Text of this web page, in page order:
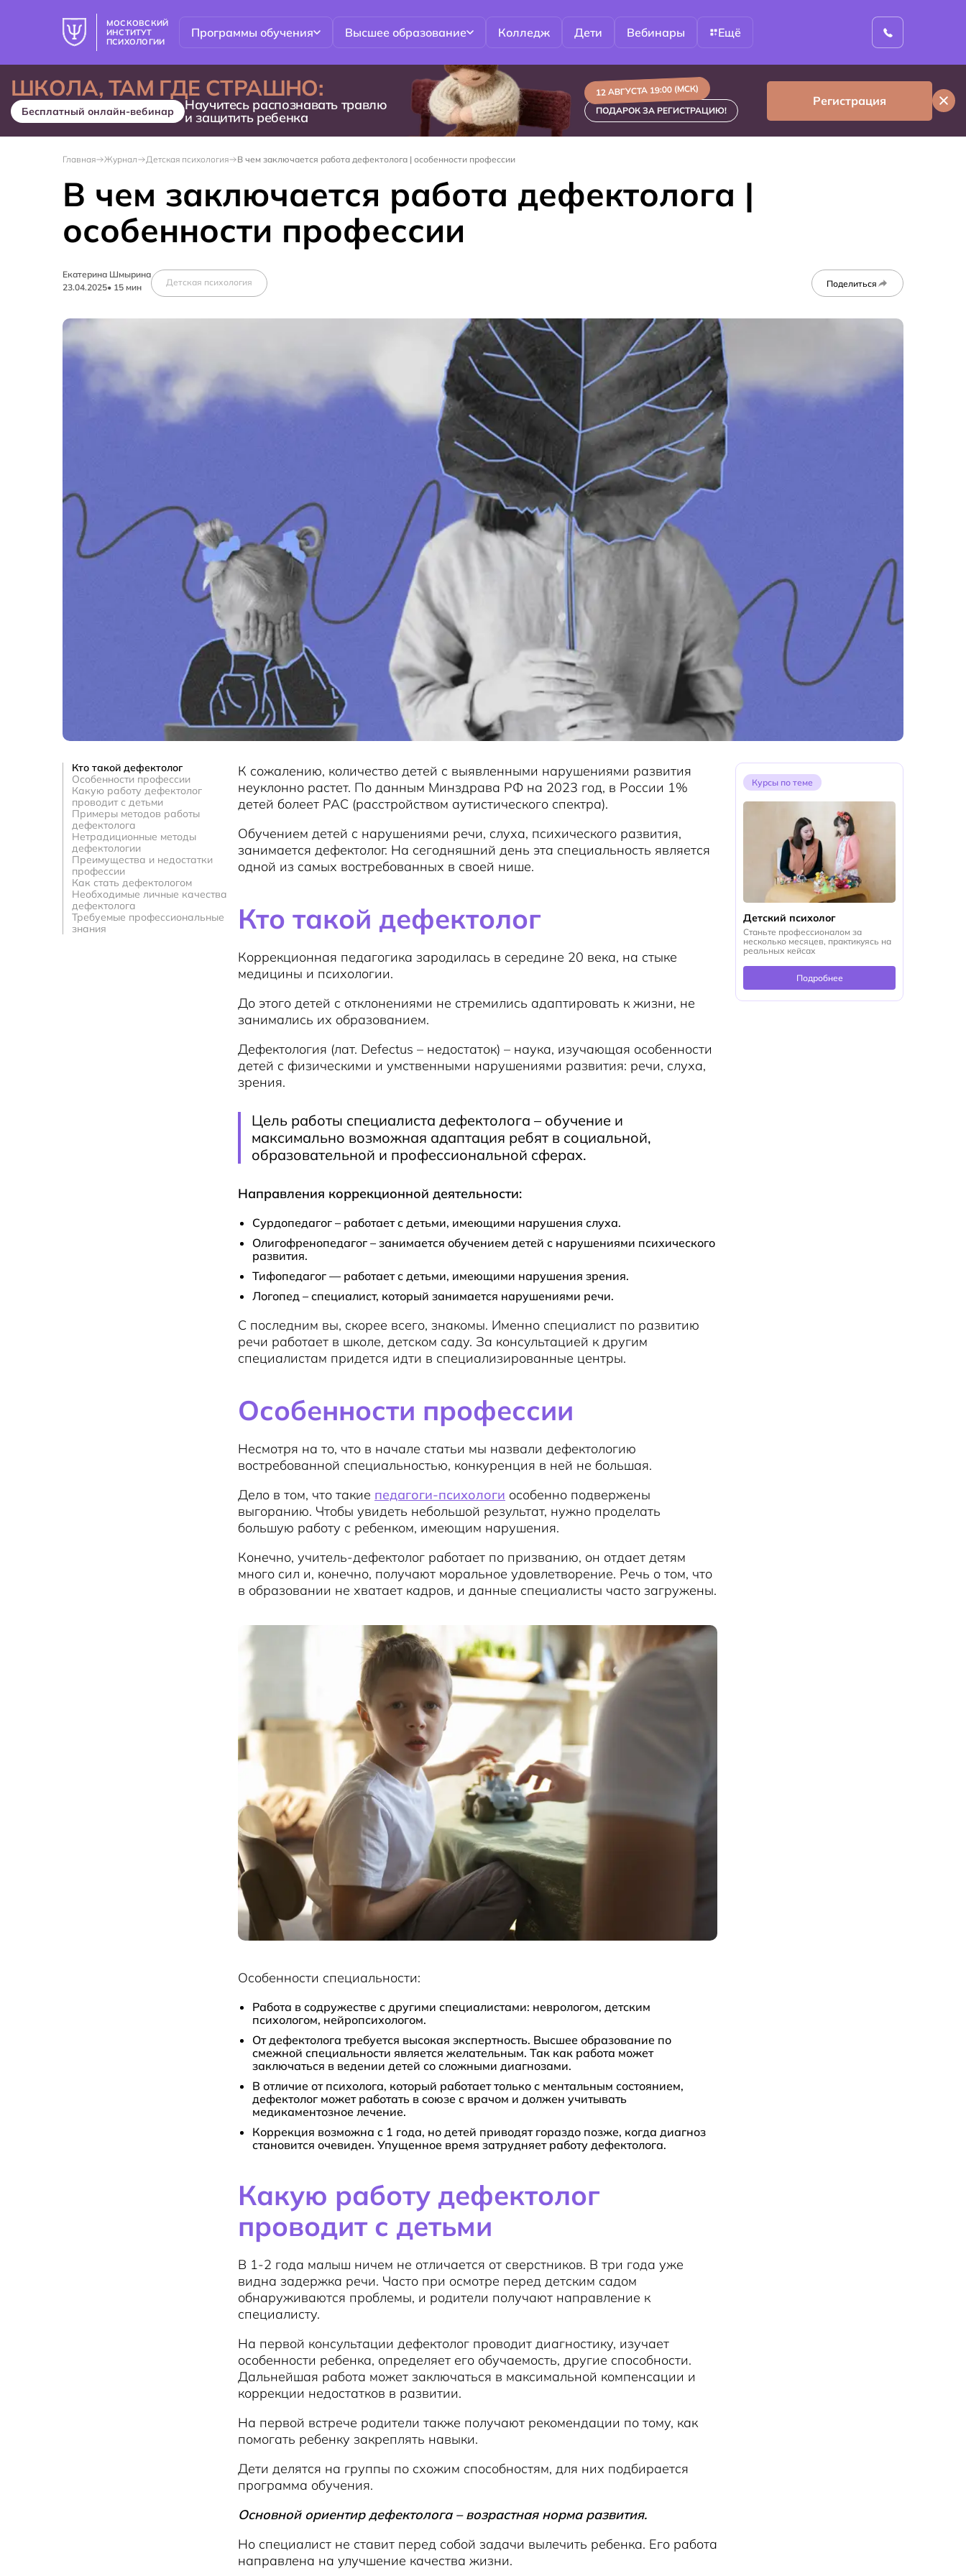
МОСКОВСКИЙ
ИНСТИТУТ
ПСИХОЛОГИИ
Программы обучения Высшее образование Колледж Дети Вебинары Ещё
ШКОЛА, ТАМ ГДЕ СТРАШНО:
Бесплатный онлайн-вебинар Научитесь распознавать травлю
и защитить ребенка
12 АВГУСТА 19:00 (МСК)
ПОДАРОК ЗА РЕГИСТРАЦИЮ!
Регистрация
Главная Журнал Детская психология В чем заключается работа дефектолога | особенности профессии
В чем заключается работа дефектолога |
особенности профессии
Екатерина Шмырина
23.04.2025• 15 мин Детская психология Поделиться
Кто такой дефектолог
Особенности профессии
Какую работу дефектолог
проводит с детьми
Примеры методов работы
дефектолога
Нетрадиционные методы
дефектологии
Преимущества и недостатки
профессии
Как стать дефектологом
Необходимые личные качества
дефектолога
Требуемые профессиональные
знания
К сожалению, количество детей с выявленными нарушениями развития
неуклонно растет. По данным Минздрава РФ на 2023 год, в России 1%
детей болеет РАС (расстройством аутистического спектра).
Обучением детей с нарушениями речи, слуха, психического развития,
занимается дефектолог. На сегодняшний день эта специальность является
одной из самых востребованных в своей нише.
Кто такой дефектолог
Коррекционная педагогика зародилась в середине 20 века, на стыке
медицины и психологии.
До этого детей с отклонениями не стремились адаптировать к жизни, не
занимались их образованием.
Дефектология (лат. Defectus – недостаток) – наука, изучающая особенности
детей с физическими и умственными нарушениями развития: речи, слуха,
зрения.
Цель работы специалиста дефектолога – обучение и
максимально возможная адаптация ребят в социальной,
образовательной и профессиональной сферах.
Направления коррекционной деятельности:
Сурдопедагог – работает с детьми, имеющими нарушения слуха.
Олигофренопедагог – занимается обучением детей с нарушениями психического
развития.
Тифопедагог — работает с детьми, имеющими нарушения зрения.
Логопед – специалист, который занимается нарушениями речи.
С последним вы, скорее всего, знакомы. Именно специалист по развитию
речи работает в школе, детском саду. За консультацией к другим
специалистам придется идти в специализированные центры.
Особенности профессии
Несмотря на то, что в начале статьи мы назвали дефектологию
востребованной специальностью, конкуренция в ней не большая.
Дело в том, что такие педагоги-психологи особенно подвержены
выгоранию. Чтобы увидеть небольшой результат, нужно проделать
большую работу с ребенком, имеющим нарушения.
Конечно, учитель-дефектолог работает по призванию, он отдает детям
много сил и, конечно, получают моральное удовлетворение. Речь о том, что
в образовании не хватает кадров, и данные специалисты часто загружены.
Особенности специальности:
Работа в содружестве с другими специалистами: неврологом, детским
психологом, нейропсихологом.
От дефектолога требуется высокая экспертность. Высшее образование по
смежной специальности является желательным. Так как работа может
заключаться в ведении детей со сложными диагнозами.
В отличие от психолога, который работает только с ментальным состоянием,
дефектолог может работать в союзе с врачом и должен учитывать
медикаментозное лечение.
Коррекция возможна с 1 года, но детей приводят гораздо позже, когда диагноз
становится очевиден. Упущенное время затрудняет работу дефектолога.
Какую работу дефектолог
проводит с детьми
В 1-2 года малыш ничем не отличается от сверстников. В три года уже
видна задержка речи. Часто при осмотре перед детским садом
обнаруживаются проблемы, и родители получают направление к
специалисту.
На первой консультации дефектолог проводит диагностику, изучает
особенности ребенка, определяет его обучаемость, другие способности.
Дальнейшая работа может заключаться в максимальной компенсации и
коррекции недостатков в развитии.
На первой встрече родители также получают рекомендации по тому, как
помогать ребенку закреплять навыки.
Дети делятся на группы по схожим способностям, для них подбирается
программа обучения.
Основной ориентир дефектолога – возрастная норма развития.
Но специалист не ставит перед собой задачи вылечить ребенка. Его работа
направлена на улучшение качества жизни.
Курсы по теме
Детский психолог
Станьте профессионалом за
несколько месяцев, практикуясь на
реальных кейсах
Подробнее